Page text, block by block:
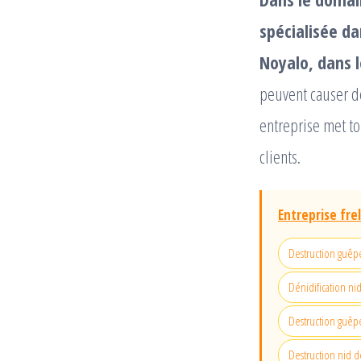
spécialisée
Noyalo, dans
peuvent causer
entreprise met
clients.
Entreprise
Destruction
Dénidification
Destruction
Destruction nid